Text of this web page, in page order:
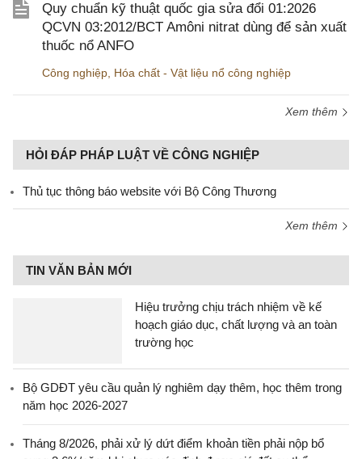
Quy chuẩn kỹ thuật quốc gia sửa đổi 01:2026
QCVN 03:2012/BCT Amôni nitrat dùng để sản xuất
thuốc nổ ANFO
Công nghiệp Hóa chất - Vật liệu nổ công nghiệp
Xem thêm
HỎI ĐÁP PHÁP LUẬT VỀ CÔNG NGHIỆP
Thủ tục thông báo website với Bộ Công Thương
Xem thêm
TIN VĂN BẢN MỚI
Hiệu trưởng chịu trách nhiệm về kế
hoạch giáo dục, chất lượng và an toàn
trường học
Bộ GDĐT yêu cầu quản lý nghiêm dạy thêm, học thêm trong
năm học 2026-2027
Tháng 8/2026, phải xử lý dứt điểm khoản tiền phải nộp bổ